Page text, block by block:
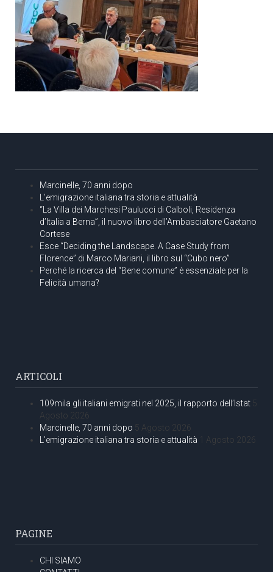
Marcinelle, 70 anni dopo
L’emigrazione italiana tra storia e attualità
“La Villa dei Marchesi Paulucci di Calboli, Residenza
d’Italia a Berna”, il nuovo libro dell’Ambasciatore Gaetano
Cortese
Esce “Deciding the Landscape. A Case Study from
Florence” di Marco Mariani, il libro sul “Cubo nero”
Perché la ricerca del “Bene comune” è essenziale per la
Felicità umana?
ARTICOLI
109mila gli italiani emigrati nel 2025, il rapporto dell’Istat 5
Agosto 2026
Marcinelle, 70 anni dopo 5 Agosto 2026
L’emigrazione italiana tra storia e attualità 1 Agosto 2026
PAGINE
CHI SIAMO